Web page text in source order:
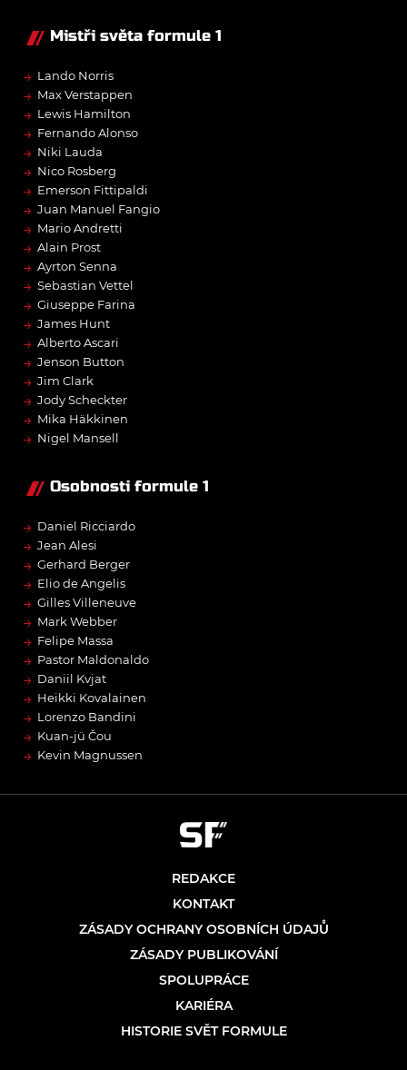
Mistři světa formule 1
→ Lando Norris
→ Max Verstappen
→ Lewis Hamilton
→ Fernando Alonso
→ Niki Lauda
→ Nico Rosberg
→ Emerson Fittipaldi
→ Juan Manuel Fangio
→ Mario Andretti
→ Alain Prost
→ Ayrton Senna
→ Sebastian Vettel
→ Giuseppe Farina
→ James Hunt
→ Alberto Ascari
→ Jenson Button
→ Jim Clark
→ Jody Scheckter
→ Mika Häkkinen
→ Nigel Mansell
Osobnosti formule 1
→ Daniel Ricciardo
→ Jean Alesi
→ Gerhard Berger
→ Elio de Angelis
→ Gilles Villeneuve
→ Mark Webber
→ Felipe Massa
→ Pastor Maldonaldo
→ Daniil Kvjat
→ Heikki Kovalainen
→ Lorenzo Bandini
→ Kuan-jü Čou
→ Kevin Magnussen
REDAKCE
KONTAKT
ZÁSADY OCHRANY OSOBNÍCH ÚDAJŮ
ZÁSADY PUBLIKOVÁNÍ
SPOLUPRÁCE
KARIÉRA
HISTORIE SVĚT FORMULE